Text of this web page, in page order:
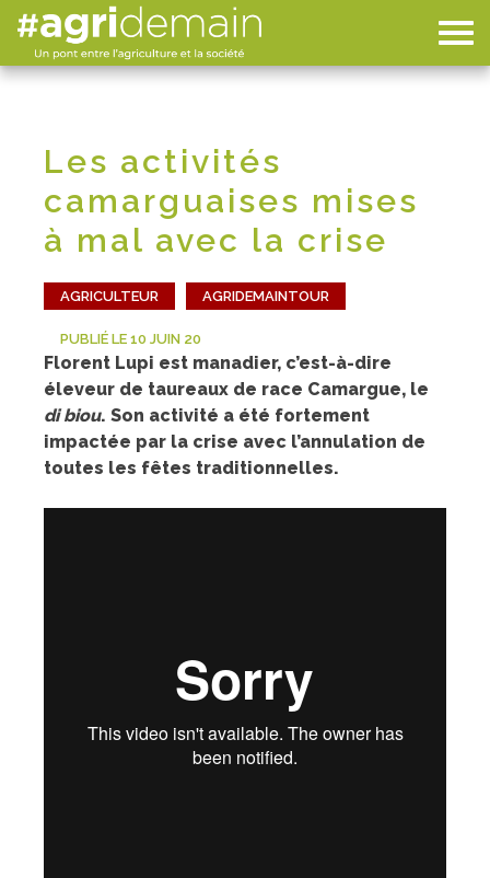
Les activités
camarguaises mises
à mal avec la crise
AGRICULTEUR AGRIDEMAINTOUR
PUBLIÉ LE 10 JUIN 20
Florent Lupi est manadier, c’est-à-dire
éleveur de taureaux de race Camargue, le
di biou. Son activité a été fortement
impactée par la crise avec l’annulation de
toutes les fêtes traditionnelles.